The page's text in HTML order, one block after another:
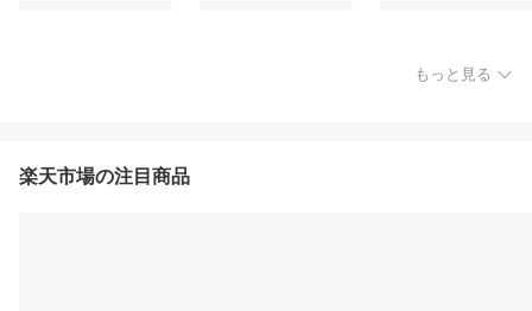
もっと見る
楽天市場の注目商品